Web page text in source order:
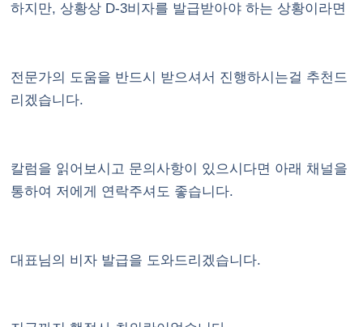
하지만, 상황상 D-3비자를 발급받아야 하는 상황이라면
전문가의 도움을 반드시 받으셔서 진행하시는걸 추천드
리겠습니다.
칼럼을 읽어보시고 문의사항이 있으시다면 아래 채널을
통하여 저에게 연락주셔도 좋습니다.
대표님의 비자 발급을 도와드리겠습니다.